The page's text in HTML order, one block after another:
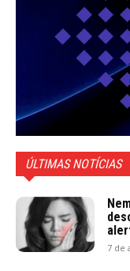
ÚLTIMAS NOTÍCIAS
7 de